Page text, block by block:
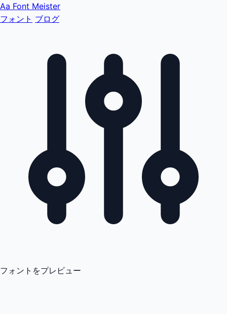
Aa Font Meister
フォント ブログ
フォントをプレビュー